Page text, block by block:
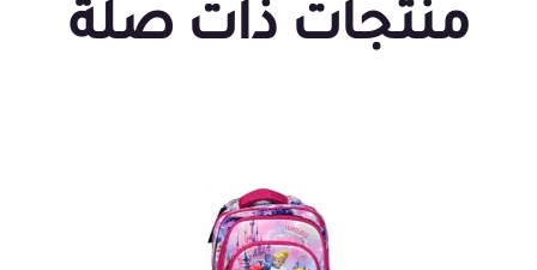
منتجات ذات صلة